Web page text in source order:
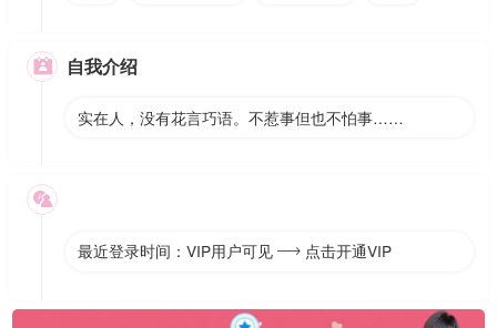
 自我介绍
实在人，没有花言巧语。不惹事但也不怕事……

最近登录时间：VIP用户可见  点击开通VIP